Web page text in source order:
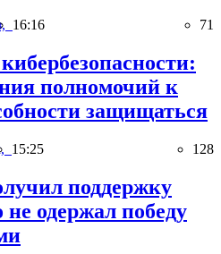
16:16 71
полномочий к
защищаться
15:25 128
поддержку
одержал победу